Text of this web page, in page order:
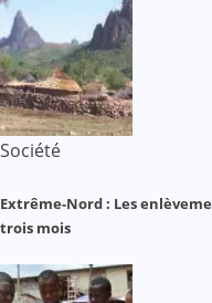
Société
Extrême-Nord : Les
trois mois